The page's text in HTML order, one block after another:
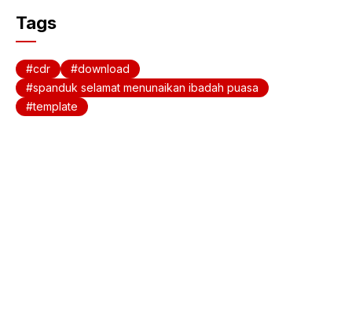
c
e
b
o
o
A
p
Tags
cdr
download
spanduk selamat menunaikan ibadah puasa
template